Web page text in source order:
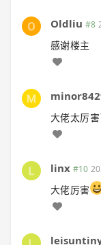
Oldliu #8
感谢楼主
大佬太厉
linx #10
大佬厉害